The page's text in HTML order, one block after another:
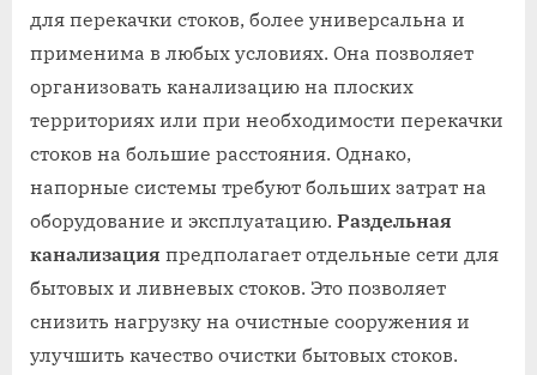
для перекачки стоков, более универсальна и
применима в любых условиях. Она позволяет
организовать канализацию на плоских
территориях или при необходимости перекачки
стоков на большие расстояния. Однако,
напорные системы требуют больших затрат на
оборудование и эксплуатацию. Раздельная
канализация предполагает отдельные сети для
бытовых и ливневых стоков. Это позволяет
снизить нагрузку на очистные сооружения и
улучшить качество очистки бытовых стоков.